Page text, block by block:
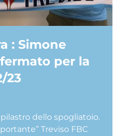
: Simone
per la
23
dello spogliatoio.
Treviso FBC